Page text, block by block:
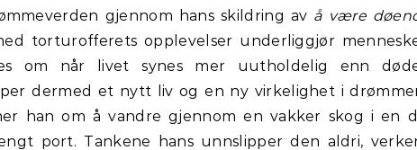
gjennom hans skildring av å være
torturofferets opplevelser underliggjør
om når livet synes mer uutholdelig enn
dermed et nytt liv og en ny virkelighet i
han om å vandre gjennom en vakker skog i en
port. Tankene hans unnslipper den aldri,